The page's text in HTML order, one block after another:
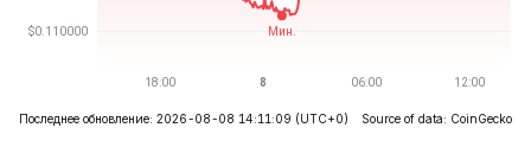
Последнее обновление: 2026-08-08 14:11:09 (UTC+0) Source of data: CoinGecko